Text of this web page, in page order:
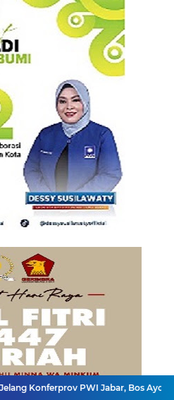
PWI Jabar, Bos Ayo Media